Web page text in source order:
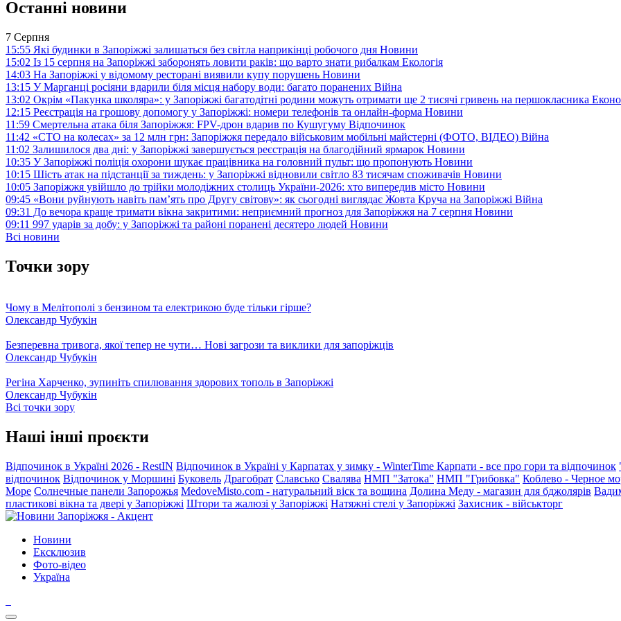
Останні новини
7 Серпня
15:55 Які будинки в Запоріжжі залишаться без світла наприкінці робочого дня Новини
15:02 Із 15 серпня на Запоріжжі заборонять ловити раків: що варто знати рибалкам Екологія
14:03 На Запоріжжі у відомому ресторані виявили купу порушень Новини
13:15 У Марганці росіяни вдарили біля місця набору води: багато поранених Війна
13:02 Окрім «Пакунка школяра»: у Запоріжжі багатодітні родини можуть отримати ще 2 тисячі гривень на першокласника
12:15 Реєстрація на грошову допомогу у Запоріжжі: номери телефонів та онлайн-форма Новини
11:59 Смертельна атака біля Запоріжжя: FPV-дрон вдарив по Кушугуму Відпочинок
11:42 «СТО на колесах» за 12 млн грн: Запоріжжя передало військовим мобільні майстерні (ФОТО, ВІДЕО) Війна
11:02 Залишилося два дні: у Запоріжжі завершується реєстрація на благодійний ярмарок Новини
10:35 У Запоріжжі поліція охорони шукає працівника на головний пульт: що пропонують Новини
10:15 Шість атак на підстанції за тиждень: у Запоріжжі відновили світло 83 тисячам споживачів Новини
10:05 Запоріжжя увійшло до трійки молодіжних столиць України-2026: хто випередив місто Новини
09:45 «Вони руйнують навіть пам’ять про Другу світову»: як сьогодні виглядає Жовта Круча на Запоріжжі Війна
09:31 До вечора краще тримати вікна закритими: неприємний прогноз для Запоріжжя на 7 серпня Новини
09:11 997 ударів за добу: у Запоріжжі та районі поранені десятеро людей Новини
Всі новини
Точки зору
Чому в Мелітополі з бензином та електрикою буде тільки гірше?
Олександр Чубукін
Безперевна тривога, якої тепер не чути… Нові загрози та виклики для запоріжців
Олександр Чубукін
Регіна Харченко, зупиніть спилювання здорових тополь в Запоріжжі
Олександр Чубукін
Всі точки зору
Наші інші проєкти
Відпочинок в Україні 2026 - RestIN Відпочинок в Україні у Карпатах у зимку - WinterTime Карпати - все про гори та відпочинок
відпочинок Відпочинок у Моршині Буковель Драгобрат Славсько Свалява НМП "Затока" НМП "Грибовка" Коблево - Черное
Море Солнечные панели Запорожья MedoveMisto.com - натуральний віск та вощина Долина Меду - магазин для бджолярів
пластикові вікна та двері у Запоріжжі Штори та жалюзі у Запоріжжі Натяжні стелі у Запоріжжі Захисник - військторг
Новини
Ексклюзив
Фото-відео
Україна